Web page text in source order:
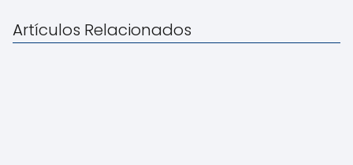
Artículos Relacionados